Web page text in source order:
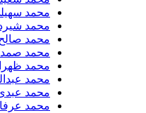
محمد سهیلی
​محمد شیردل
محمد صالح
محمد صمدی
محمد ظهرابی
محمد عبدالی
محمد عبدی
محمد عرفانی